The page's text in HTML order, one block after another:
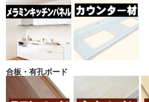
合板・有孔ボード